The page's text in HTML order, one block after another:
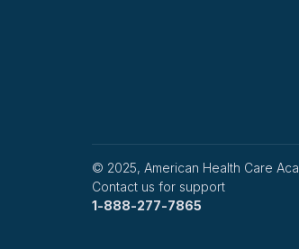
© 2025, American Health Care
Contact us for support
1-888-277-7865